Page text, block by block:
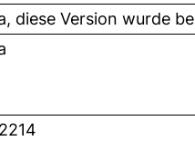
diese Version wurde